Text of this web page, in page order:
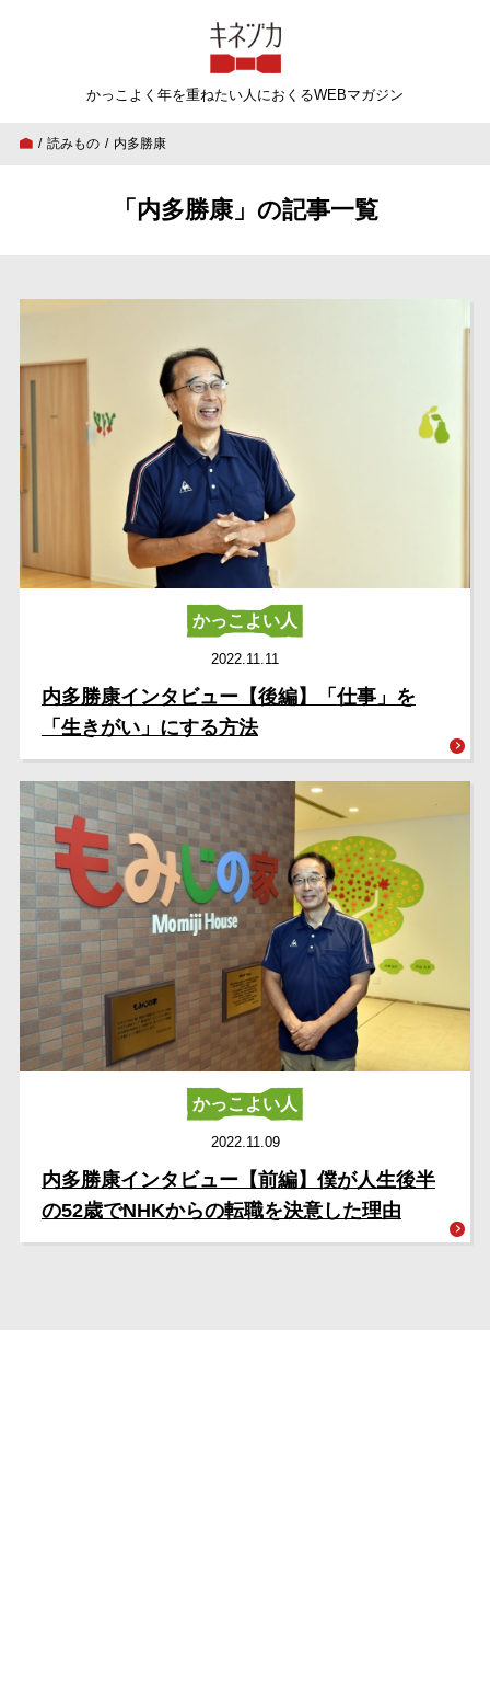
キネヅカ
かっこよく年を重ねたい人 におくるWEBマガジン
読みもの 内多勝康
「内多勝康」の記事一覧
かっこよい人
2022.11.11
内多勝康インタビュー【後編】「仕事」を
「生きがい」にする方法
かっこよい人
2022.11.09
内多勝康インタビュー【前編】僕が人生後半
の52歳でNHKからの転職を決意した理由